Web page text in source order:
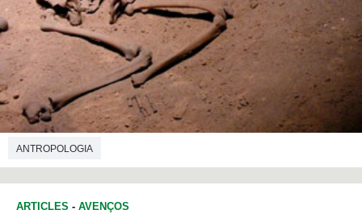
ANTROPOLOGIA
ARTICLES - AVENÇOS